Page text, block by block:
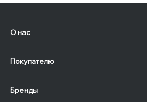
О нас
Покупателю
Бренды